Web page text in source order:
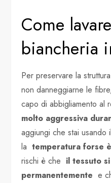
Come
biancheria
Per preservare la
non danneggiarne le
capo di abbigliamento al
molto aggressiva
aggiungi che stai
latemperatura forse
rischi è che il tessuto
permanentemente e